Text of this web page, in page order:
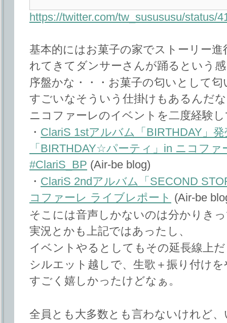
https://twitter.com/tw_susususu/status/
基本的にはお菓子の家でストーリー
れてきてダンサーさんが踊るという
序盤かな・・・お菓子の匂いとして
すごいなそういう仕掛けもあるんだ
ニコファーレのイベントを二度経験
・ ClariS 1stアルバム「BIRTHDAY」
「BIRTHDAY☆パーティ」in ニコフ
#ClariS_BP (Air-be blog)
・ ClariS 2ndアルバム「SECOND
コファーレ ライブレポート (Air-be
そこには音声しかないのは分かりき
実況とかも上記ではあったし、
イベントやるとしてもその延長線上
シルエット越しで、生歌＋振り付け
すごく嬉しかったけどなぁ。
全員とも大多数とも言わないけれど